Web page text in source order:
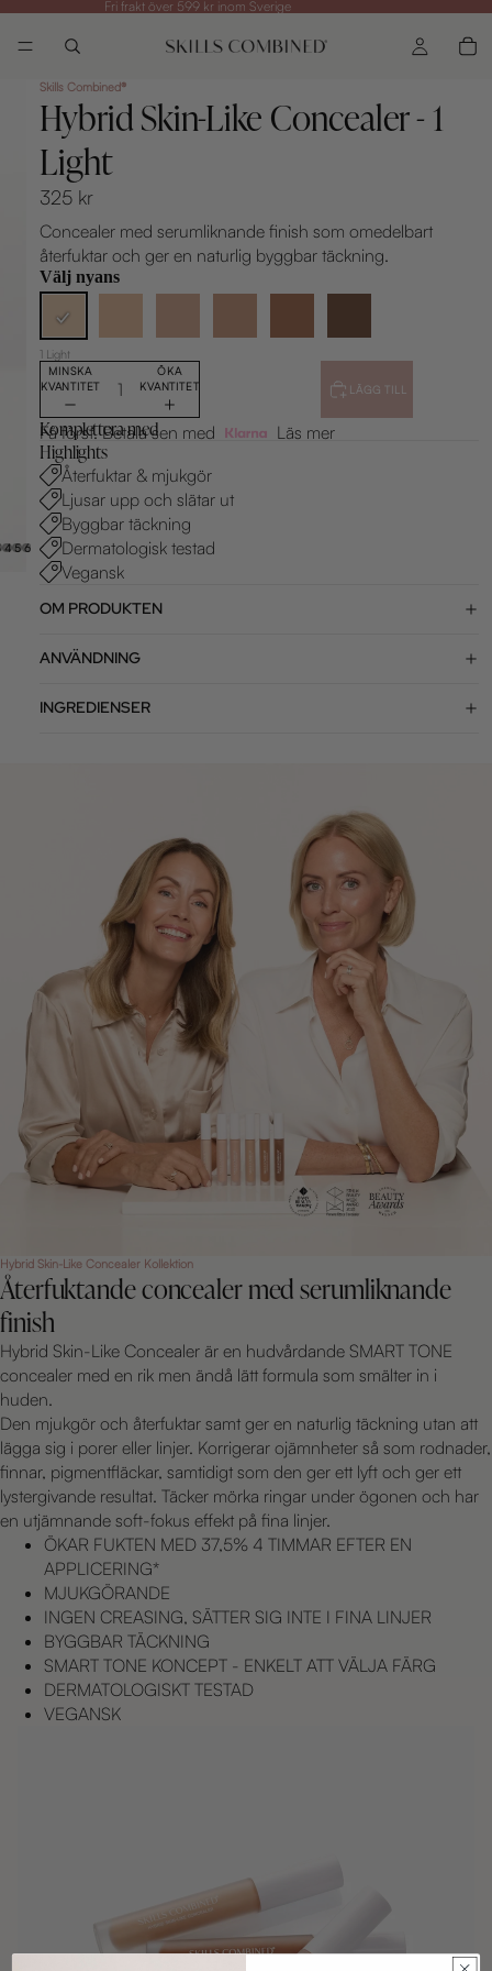
Fri frakt över 599 kr inom Sverige
456 7
Skills Combined®
Hybrid Skin-Like Concealer - 1
Light
325 kr
Concealer med serumliknande finish som omedelbart
återfuktar och ger en naturlig byggbar täckning.
Välj nyans
1 Light
MINSKA
KVANTITET
ÖKA
KVANTITET
LÄGG TILL
Få först. Betala sen med Läs mer
Komplettera med
Highlights
Återfuktar & mjukgör
Ljusar upp och slätar ut
Byggbar täckning
Dermatologisk testad
Vegansk
OM PRODUKTEN
ANVÄNDNING
INGREDIENSER
Hybrid Skin-Like Concealer Kollektion
Återfuktande concealer med serumliknande
finish
Hybrid Skin-Like Concealer är en hudvårdande SMART TONE
concealer med en rik men ändå lätt formula som smälter in i
huden.
Den mjukgör och återfuktar samt ger en naturlig täckning utan att
lägga sig i porer eller linjer. Korrigerar ojämnheter så som rodnader,
finnar, pigmentfläckar, samtidigt som den ger ett lyft och ger ett
lystergivande resultat. Täcker mörka ringar under ögonen och har
en utjämnande soft-fokus effekt på fina linjer.
ÖKAR FUKTEN MED 37,5% 4 TIMMAR EFTER EN
APPLICERING*
MJUKGÖRANDE
INGEN CREASING, SÄTTER SIG INTE I FINA LINJER
BYGGBAR TÄCKNING
SMART TONE KONCEPT - ENKELT ATT VÄLJA FÄRG
DERMATOLOGISKT TESTAD
VEGANSK